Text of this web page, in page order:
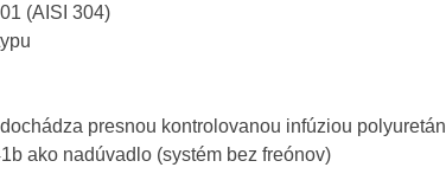
(AISI 304)
presnou kontrolovanou infúziou
ako nadúvadlo (systém bez freónov)